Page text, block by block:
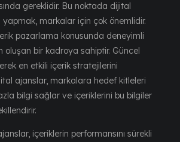
gereklidir. Bu noktada dijital
markalar için çok önemlidir.
pazarlama konusunda deneyimli
oluşan bir kadroya sahiptir. Güncel
en etkili içerik stratejilerini
ajanslar, markalara hedef kitleleri
bilgi sağlar ve içeriklerini bu bilgiler
içeriklerin performansını sürekli